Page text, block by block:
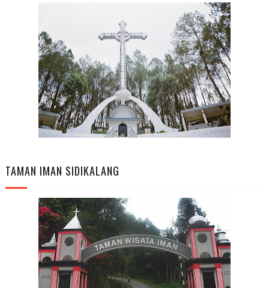
TAMAN IMAN SIDIKALANG